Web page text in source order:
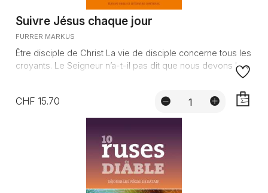
Suivre Jésus chaque jour
FURRER MARKUS
Être disciple de Christ La vie de disciple concerne tous les
croyants. Le Seigneur n’a-t-il pas dit que nous devons le ...
CHF 15.70